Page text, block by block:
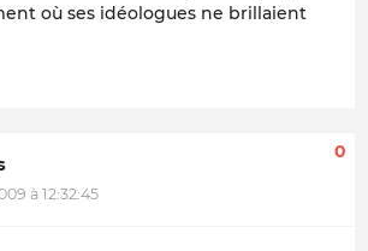
où ses idéologues ne brillaient
à 12:32:45
0